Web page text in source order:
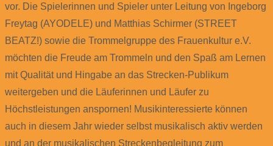
vor. Die Spielerinnen und Spieler unter Leitung von Ingeborg
Freytag (AYODELE) und Matthias Schirmer (STREET
BEATZ!) sowie die Trommelgruppe des Frauenkultur e.V.
möchten die Freude am Trommeln und den Spaß am Lernen
mit Qualität und Hingabe an das Strecken-Publikum
weitergeben und die Läuferinnen und Läufer zu
Höchstleistungen anspornen! Musikinteressierte können
auch in diesem Jahr wieder selbst musikalisch aktiv werden
und an der musikalischen Streckenbegleitung zum